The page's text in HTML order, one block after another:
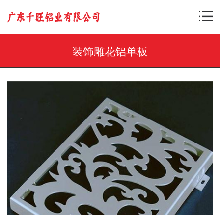
装饰雕花铝单板